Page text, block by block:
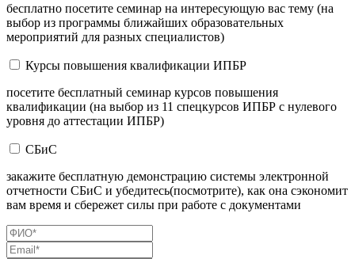
бесплатно посетите семинар на интересующую вас тему (на
выбор из программы ближайших образовательных
мероприятий для разных специалистов)
Курсы повышения квалификации ИПБР
посетите бесплатный семинар курсов повышения
квалификации (на выбор из 11 спецкурсов ИПБР с нулевого
уровня до аттестации ИПБР)
СБиС
закажите бесплатную демонстрацию системы электронной
отчетности СБиС и убедитесь(посмотрите), как она сэкономит
вам время и сбережет силы при работе с документами